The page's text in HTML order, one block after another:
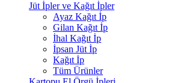
Jüt İpler ve Kağıt İpler
Ayaz Kağıt İp
Gilan Kağıt İp
İhal Kağıt İp
İpsan Jüt İp
Kağıt İp
Tüm Ürünler